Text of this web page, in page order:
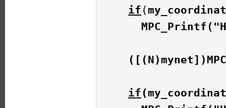
if (
MPC_Printf
    ([(
N)mynet ])
if (